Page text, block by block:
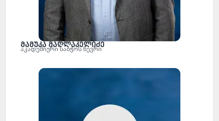
მამუკა მაღლაკელიძე
აკადემიური საბჭოს წევრი